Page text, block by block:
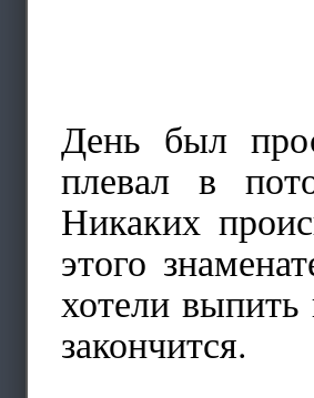
День был
плевал в
Никаких
этого
хотели
закончится.